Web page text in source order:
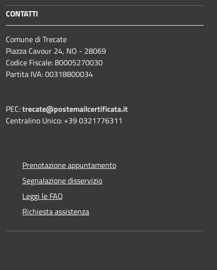
CONTATTI
Comune di Trecate
Piazza Cavour 24, NO - 28069
Codice Fiscale: 80005270030
Partita IVA: 00318800034
PEC:trecate@postemailcertificata.it
Centralino Unico: +39 0321776311
Prenotazione appuntamento
Segnalazione disservizio
Leggi le FAQ
Richiesta assistenza